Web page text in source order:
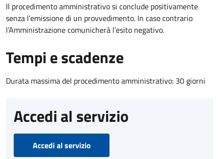
Il procedimento amministrativo si conclude positivamente
senza l’emissione di un provvedimento. In caso contrario
l’Amministrazione comunicherà l’esito negativo.
Tempi e scadenze
Durata massima del procedimento amministrativo: 30 giorni
Accedi al servizio
Accedi al servizio